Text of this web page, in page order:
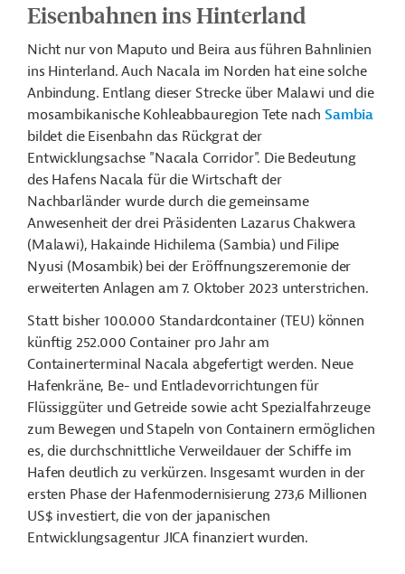
Eisenbahnen ins Hinterland
Nicht nur von Maputo und Beira aus führen Bahnlinien
ins Hinterland. Auch Nacala im Norden hat eine solche
Anbindung. Entlang dieser Strecke über Malawi und die
mosambikanische Kohleabbauregion Tete nach Sambia
bildet die Eisenbahn das Rückgrat der
Entwicklungsachse "Nacala Corridor". Die Bedeutung
des Hafens Nacala für die Wirtschaft der
Nachbarländer wurde durch die gemeinsame
Anwesenheit der drei Präsidenten Lazarus Chakwera
(Malawi), Hakainde Hichilema (Sambia) und Filipe
Nyusi (Mosambik) bei der Eröffnungszeremonie der
erweiterten Anlagen am 7. Oktober 2023 unterstrichen.
Statt bisher 100.000 Standardcontainer (TEU) können
künftig 252.000 Container pro Jahr am
Containerterminal Nacala abgefertigt werden. Neue
Hafenkräne, Be- und Entladevorrichtungen für
Flüssiggüter und Getreide sowie acht Spezialfahrzeuge
zum Bewegen und Stapeln von Containern ermöglichen
es, die durchschnittliche Verweildauer der Schiffe im
Hafen deutlich zu verkürzen. Insgesamt wurden in der
ersten Phase der Hafenmodernisierung 273,6 Millionen
US$ investiert, die von der japanischen
Entwicklungsagentur JICA finanziert wurden.